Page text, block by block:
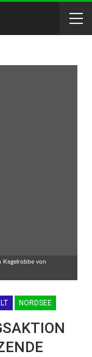
Kegelrobbe von
NORDSEE